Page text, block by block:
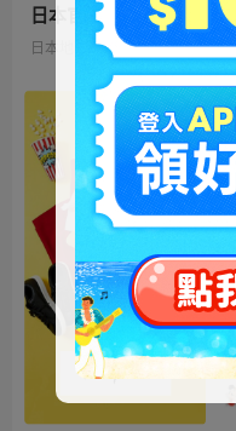
日本官方迪士尼商城
日本地區限定販售的迪士尼商